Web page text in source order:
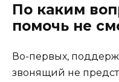
По каким
помочь не
Во-первых,
звонящий не